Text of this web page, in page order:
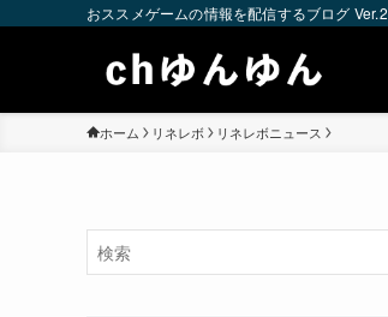
おススメゲームの情報を配信するブログ Ver.2
ホーム リネレボ リネレボニュース